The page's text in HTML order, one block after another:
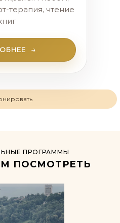
терапия, чтение
ПРОГРАММЫ
ПОСМОТРЕТЬ